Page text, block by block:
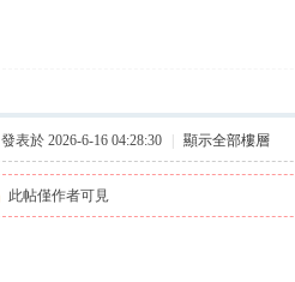
發表於 2026-6-16 04:28:30 顯示全部樓層
此帖僅作者可見